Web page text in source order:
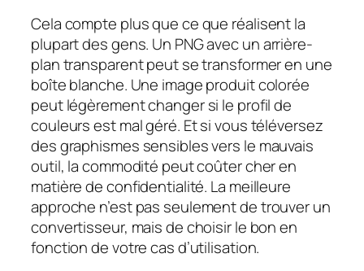
Cela compte plus que ce que réalisent la
plupart des gens. Un PNG avec un arrière-
plan transparent peut se transformer en une
boîte blanche. Une image produit colorée
peut légèrement changer si le profil de
couleurs est mal géré. Et si vous téléversez
des graphismes sensibles vers le mauvais
outil, la commodité peut coûter cher en
matière de confidentialité. La meilleure
approche n’est pas seulement de trouver un
convertisseur, mais de choisir le bon en
fonction de votre cas d’utilisation.